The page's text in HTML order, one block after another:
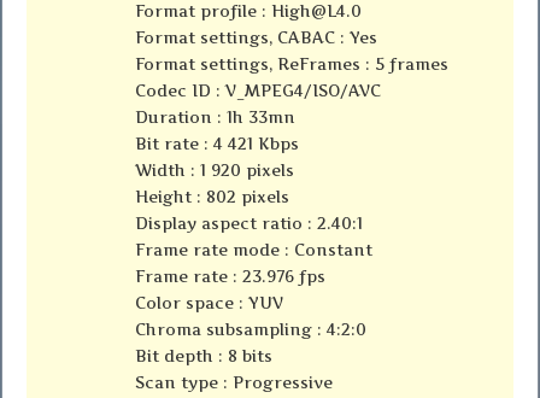
Format profile :High@L4.0
Format settings, CABAC : Yes
Format settings, ReFrames : 5 frames
Codec ID : V_MPEG4/ISO/AVC
Duration : 1h 33mn
Bit rate : 4 421 Kbps
Width : 1 920 pixels
Height : 802 pixels
Display aspect ratio : 2.40:1
Frame rate mode : Constant
Frame rate : 23.976 fps
Color space : YUV
Chroma subsampling : 4:2:0
Bit depth : 8 bits
Scan type : Progressive